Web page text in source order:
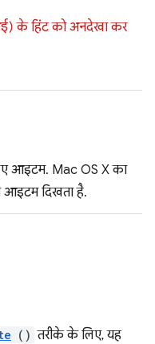
के हिंट को अनदेखा कर
आइटम. Mac OS X का
आइटम दिखता है.
() तरीके के लिए, यह